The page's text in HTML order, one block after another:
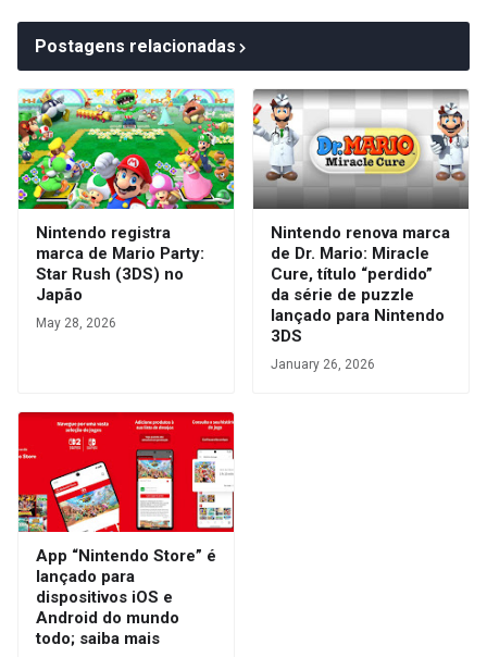
Postagens relacionadas
Nintendo registra
marca de Mario Party:
Star Rush (3DS) no
Japão
May 28, 2026
Nintendo renova marca
de Dr. Mario: Miracle
Cure, título “perdido”
da série de puzzle
lançado para Nintendo
3DS
January 26, 2026
App “Nintendo Store” é
lançado para
dispositivos iOS e
Android do mundo
todo; saiba mais